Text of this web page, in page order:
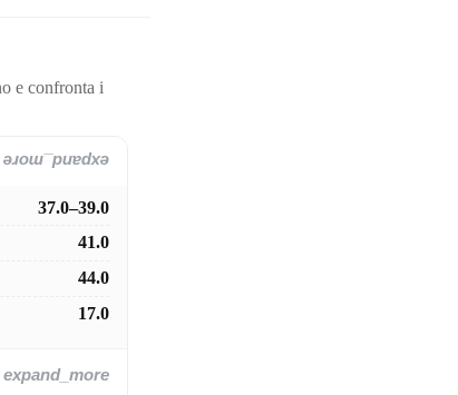
e confronta i
expand_more
37.0–39.0
41.0
44.0
17.0
expand_more